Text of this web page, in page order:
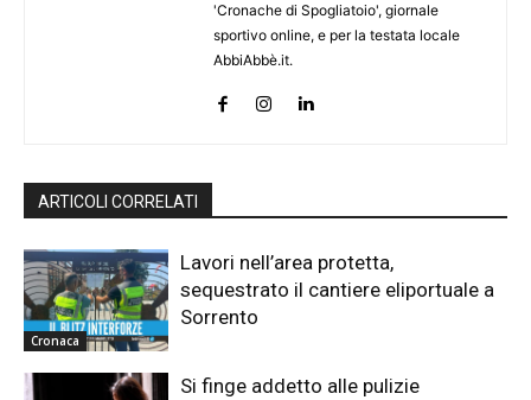
'Cronache di Spogliatoio', giornale
sportivo online, e per la testata locale
AbbiAbbè.it.
ARTICOLI CORRELATI
Cronaca
Lavori nell’area protetta,
sequestrato il cantiere eliportuale a
Sorrento
Si finge addetto alle pulizie